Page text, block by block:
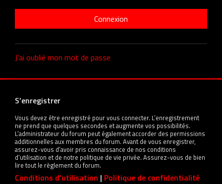
J’ai oublié mon mot de passe
S’enregistrer
Vous devez être enregistré pour vous connecter. L’enregistrement
ne prend que quelques secondes et augmente vos possibilités.
L’administrateur du forum peut également accorder des permissions
additionnelles aux membres du forum. Avant de vous enregistrer,
assurez-vous d’avoir pris connaissance de nos conditions
d’utilisation et de notre politique de vie privée. Assurez-vous de bien
lire tout le règlement du forum.
Conditions d’utilisation | Politique de confidentialité